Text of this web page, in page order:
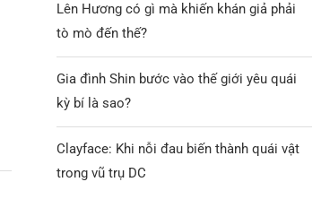
Lên Hương có gì mà khiến khán giả phải
tò mò đến thế?
Gia đình Shin bước vào thế giới yêu quái
kỳ bí là sao?
Clayface: Khi nỗi đau biến thành quái vật
trong vũ trụ DC